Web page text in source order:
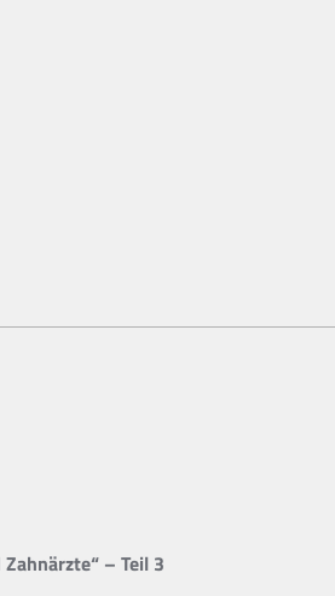
– Teil 3